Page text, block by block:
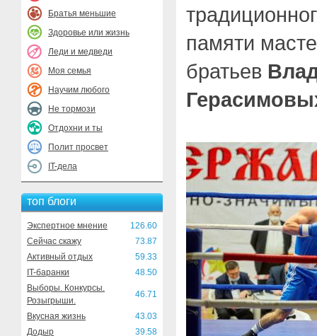
Братья меньшие
Здоровье или жизнь
Леди и медведи
Моя семья
Научим любого
Не тормози
Отдохни и ты
Полит просвет
IT-дела
топ блоги
Экспертное мнение
126.60
Сейчас скажу
73.87
Активный отдых
59.33
IT-баранки
48.50
Выборы. Конкурсы.
Розыгрыши.
46.71
Вкусная жизнь
43.03
Додыр
39.58
памяти
братьев